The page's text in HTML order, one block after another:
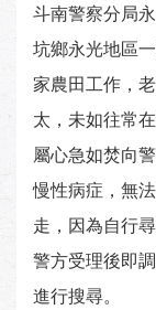
斗南警察分局
坑鄉永光地區
家農田工作，
太，未如往常
屬心急如焚向
慢性病症，無
走，因為自行
警方受理後即
進行搜尋。